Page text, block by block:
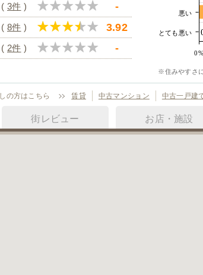
( 3件 ) -
( 8件 ) 3.92
( 2件 ) -
悪い
とても悪い
0%
※住みやすさ
の方はこちら 賃貸 中古マンション 中古一戸建
街レビュー お店・施設